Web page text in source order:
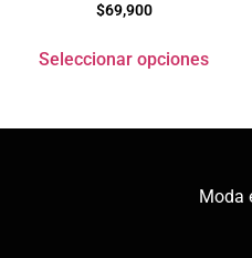
$69,900
Seleccionar opciones
Moda